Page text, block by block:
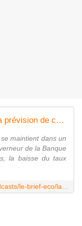
La Banque de France va revoir sa prévision de croissance légèrement à la hausse pour 2024
maintient dans un
de la Banque
la baisse du taux